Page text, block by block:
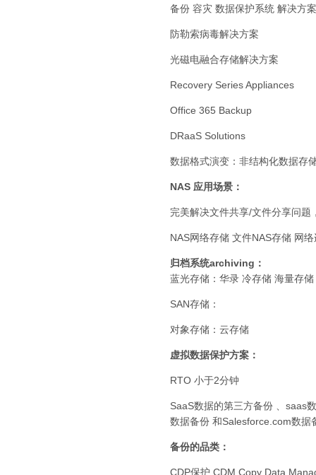
备份 容灾 数据保护系统 解决方案
防勒索病毒解决方案
光磁电融合存储解决方案
Recovery Series Appliances
Office 365 Backup
DRaaS Solutions
数据格式演变：非结构化数据存
NAS 应用场景：
完美解决文件共享/文件分享问
NAS网络存储 文件NAS存储 网
归档系统archiving：
蓝光存储：华录 冷存储 海量存
SAN存储：
对象存储：云存储
虚拟数据保护方案：
RTO 小于2分钟
SaaS数据的第三方备份 、saas
数据备份 和Salesforce.com数据
备份的品类：
CDP保护 CDM Copy Data